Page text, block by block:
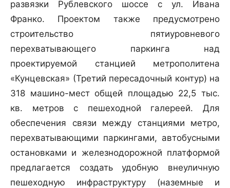
развязки Рублевского шоссе с ул. Ивана
Франко. Проектом также предусмотрено
строительство пятиуровневого
перехватывающего паркинга над
проектируемой станцией метрополитена
«Кунцевская» (Третий пересадочный контур) на
318 машино-мест общей площадью 22,5 тыс.
кв. метров с пешеходной галереей. Для
обеспечения связи между станциями метро,
перехватывающими паркингами, автобусными
остановками и железнодорожной платформой
предлагается создать удобную внеуличную
пешеходную инфраструктуру (наземные и